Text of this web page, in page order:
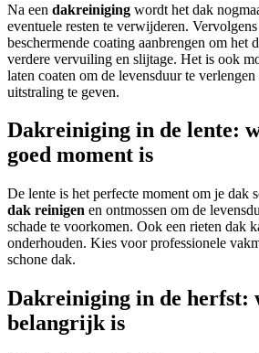
Na een dakreiniging wordt het dak
eventuele resten te verwijderen.
beschermende coating aanbrengen om het
verdere vervuiling en slijtage. Het is ook
laten coaten om de levensduur te
uitstraling te geven.
Dakreiniging in de lente:
goed moment is
De lente is het perfecte moment om je dak
dak reinigen en ontmossen om de
schade te voorkomen. Ook een rieten dak
onderhouden. Kies voor professionele
schone dak.
Dakreiniging in de herfst:
belangrijk is